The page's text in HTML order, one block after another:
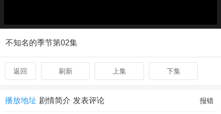
不知名的季节第02集
返回 刷新 上集 下集
播放地址 剧情简介 发表评论 报错